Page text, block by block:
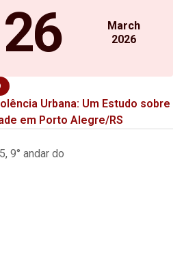
26
March
2026
Urbana: Um Estudo sobre
em Porto Alegre/RS
9° andar do